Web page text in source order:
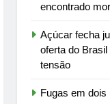
encontrado
Açúcar fecha
oferta do
tensão
Fugas em